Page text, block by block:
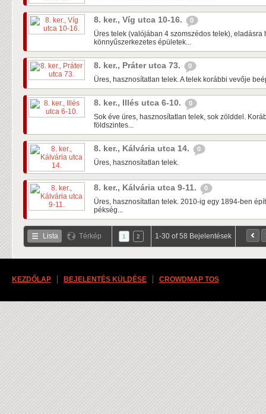
8. ker., Víg utca 10-16. 0
Üres telek (valójában 4 szomszédos telek), eladásra
könnyűszerkezetes épületek...
8. ker., Práter utca 73. 0
Üres, hasznosítatlan telek. A telek korábbi vevője
8. ker., Illés utca 6-10. 0
Sok éve üres, hasznosítatlan telek, sok zölddel.
földszintes...
8. ker., Kálvária utca 14. 0
Üres, hasznosítatlan telek.
8. ker., Kálvária utca 9-11. 0
Üres, hasznosítatlan telek. 2010-ig egy 1894-ben
pékség...
Lista Térkép 1 2 1-30 of 58 Bejelentések
KEZDŐLAP BEJELENTÉS KÜLDÉSE CROWDMAP TOS